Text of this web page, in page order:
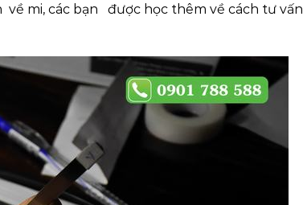
mi, các bạn được học thêm về cách tư vấn